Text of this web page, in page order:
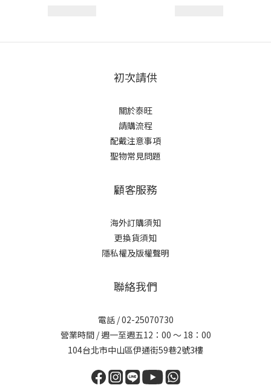
初次請供
關於泰旺
請購流程
配戴注意事項
聖物常見問題
顧客服務
海外訂購須知
更換貨須知
隱私權及版權聲明
聯絡我們
電話 /02-25070730
營業時間 / 週一至週五12：00 ～ 18：00
104台北市中山區伊通街59巷2號3樓